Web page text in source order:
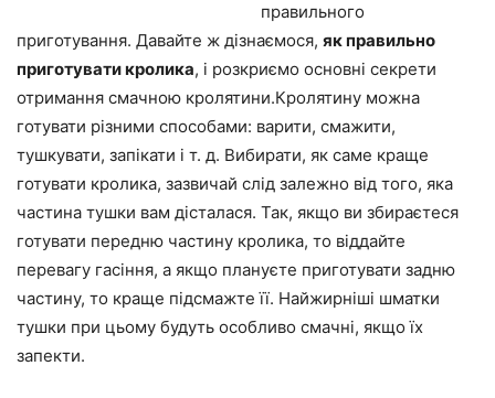
правильного
приготування. Давайте ж дізнаємося, як правильно
приготувати кролика, і розкриємо основні секрети
отримання смачною кролятини.Кролятину можна
готувати різними способами: варити, смажити,
тушкувати, запікати і т. д. Вибирати, як саме краще
готувати кролика, зазвичай слід залежно від того, яка
частина тушки вам дісталася. Так, якщо ви збираєтеся
готувати передню частину кролика, то віддайте
перевагу гасіння, а якщо плануєте приготувати задню
частину, то краще підсмажте її. Найжирніші шматки
тушки при цьому будуть особливо смачні, якщо їх
запекти.